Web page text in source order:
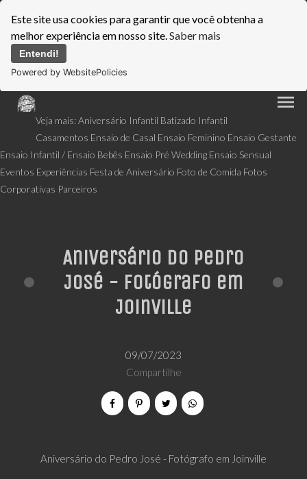
Este site usa cookies para garantir que você obtenha a
melhor experiência em nosso site.Saber mais
Entendi!
Powered by WebsitePolicies
menu
Veja mais:Aniversário Infantil Batizado Infantil
Casamentos Ensaio de Casal Ensaio Feminino Ensaio Gestante
Ensaio Infantil / Ensaio Bebês Ensaio Pré Wedding Ensaio Sensual
Eventos Experiências Festa de Aniversário Foto de Comida Fotos
Corporativas Parceiros
Aniversário do Pedro
José - Fotógrafo em
Joinville
09/07/2023
Compartilhe
Aniversário do Pedro José - Fotógrafo em Joinville